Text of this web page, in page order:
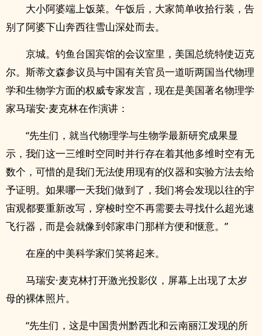
大小阿婆端上饭菜。午饭后，大家简单收拾行装，告
别了阿婆下山奔西往雪山深处而去。
京城。钓鱼台国宾馆的会议室里，美国总统特使迈克
尔。斯蒂文森参议员与中国有关官员一道听两国当代物理
学和生物学方面的权威专家发言，现在是美国著名物理学
家马瑞安·麦克林在作演讲：
“先生们，就当代物理学与生物学最新研究成果显
示，我们这一三维时空同时并行存在着其他多维时空有无
数个，可惜的是我们无法使用现有的仪器和实验方法去给
予证明。如果哪一天我们做到了，我们将会发现以往的宇
宙观都要重新改写，穿梭时空不再需要去寻找什么超光速
飞行器，而是会就像到邻家串门那样方便和惬意。”
在座的中美科学家们笑将起来。
马瑞安·麦克林打开激光投影仪，屏幕上出现了太岁
母的裸体照片。
“先生们，这是中国贵州黔西北和云南丽江发现的所